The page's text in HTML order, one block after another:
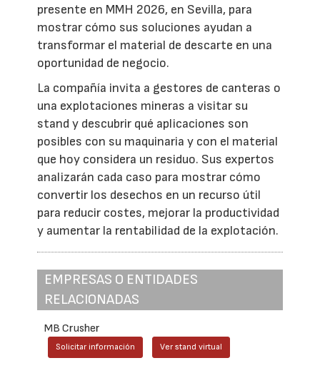
presente en MMH 2026, en Sevilla, para
mostrar cómo sus soluciones ayudan a
transformar el material de descarte en una
oportunidad de negocio.
La compañía invita a gestores de canteras o
una explotaciones mineras a visitar su
stand y descubrir qué aplicaciones son
posibles con su maquinaria y con el material
que hoy considera un residuo. Sus expertos
analizarán cada caso para mostrar cómo
convertir los desechos en un recurso útil
para reducir costes, mejorar la productividad
y aumentar la rentabilidad de la explotación.
EMPRESAS O ENTIDADES
RELACIONADAS
MB Crusher
Solicitar información Ver stand virtual